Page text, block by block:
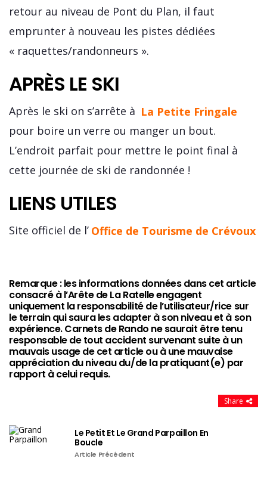
retour au niveau de Pont du Plan, il faut
emprunter à nouveau les pistes dédiées
« raquettes/randonneurs ».
APRÈS LE SKI
Après le ski on s’arrête à La Petite Fringale
pour boire un verre ou manger un bout.
L’endroit parfait pour mettre le point final à
cette journée de ski de randonnée !
LIENS UTILES
Site officiel de l’ Office de Tourisme de Crévoux
Remarque : les informations données dans cet article
consacré à l’Arête de La Ratelle engagent
uniquement la responsabilité de l’utilisateur/rice sur
le terrain qui saura les adapter à son niveau et à son
expérience. Carnets de Rando ne saurait être tenu
responsable de tout accident survenant suite à un
mauvais usage de cet article ou à une mauvaise
appréciation du niveau du/de la pratiquant(e) par
rapport à celui requis.
Share
Le Petit Et Le Grand Parpaillon En
Boucle
Article Précédent